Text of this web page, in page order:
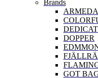
Brands
DOPPER
GOT